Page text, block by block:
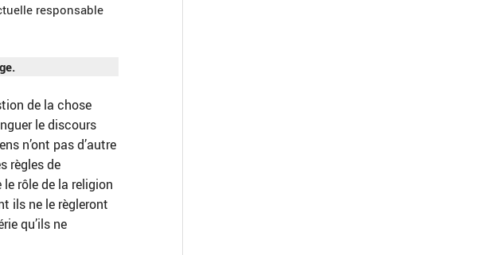
responsable
de la chose
le discours
n’ont pas d’autre
règles de
rôle de la religion
ils ne le règleront
qu’ils ne